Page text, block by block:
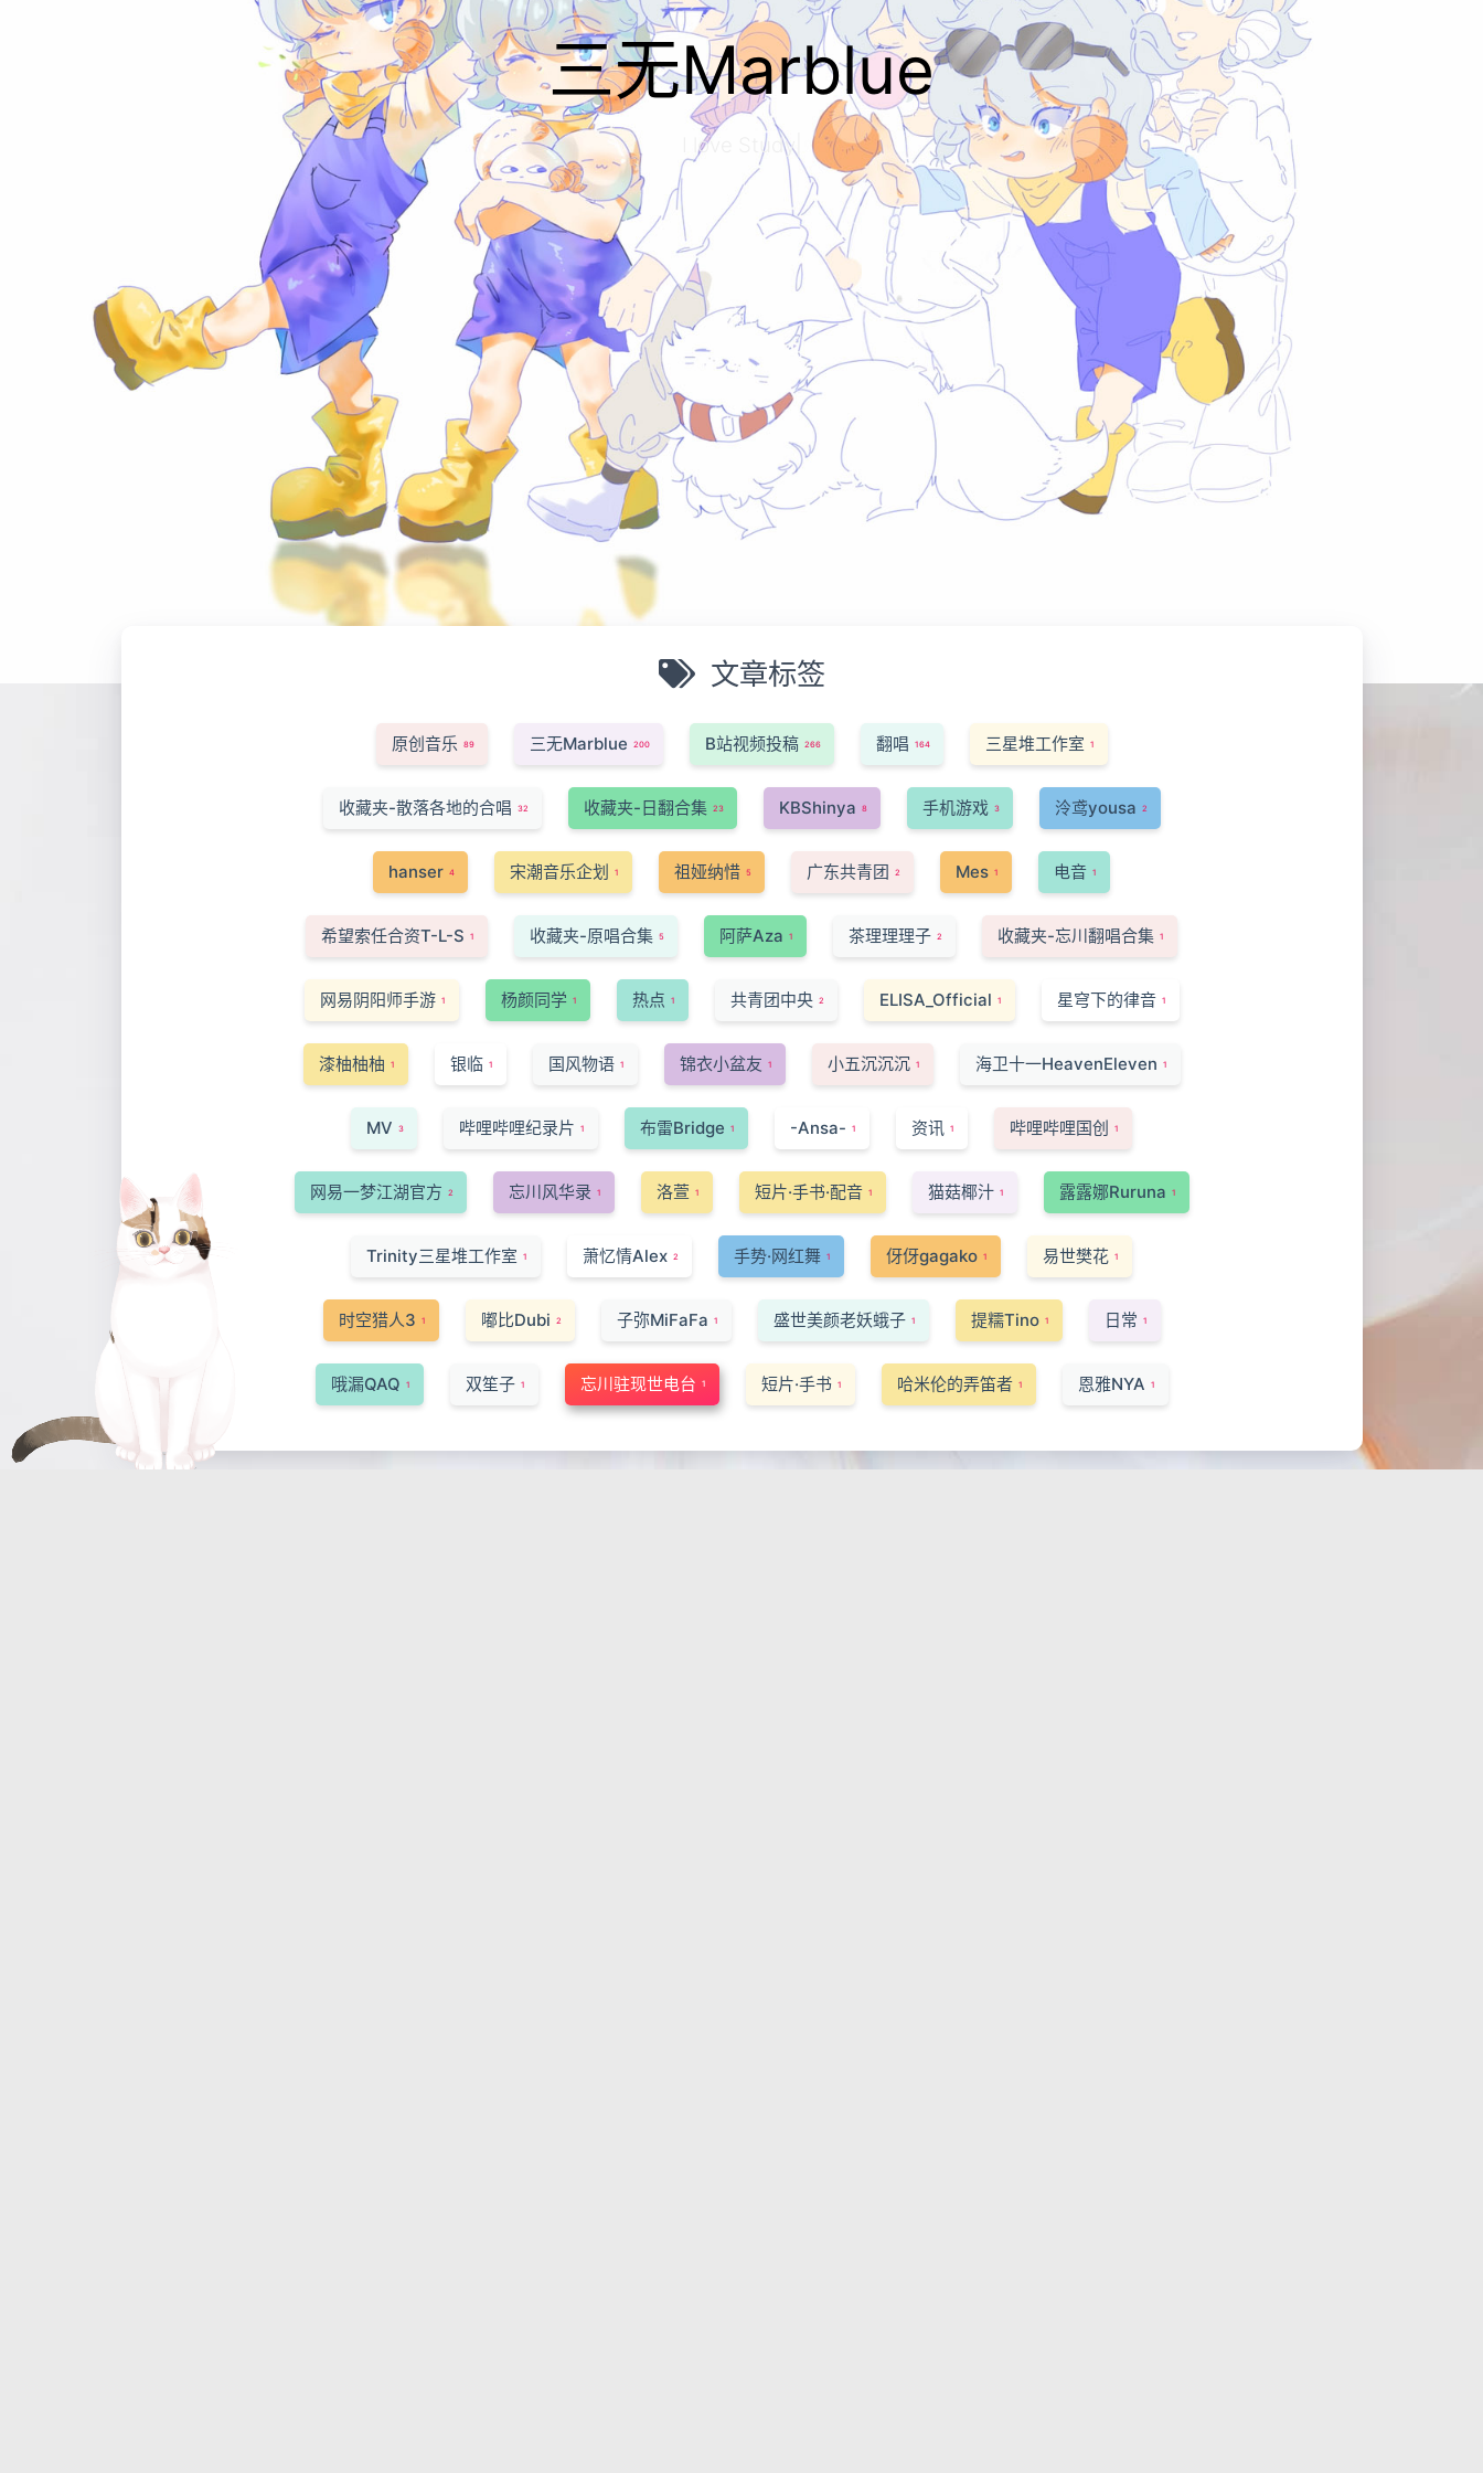
三无Marblue
I love Study And |
文章标签
原创音乐 89 三无Marblue 200 B站视频投稿 266 翻唱 164 三星堆工作室 1
收藏夹-散落各地的合唱 32 收藏夹-日翻合集 23 KBShinya 8 手机游戏 3 泠鸢yousa 2
hanser 4 宋潮音乐企划 1 祖娅纳惜 5 广东共青团 2 Mes 1 电音 1
希望索任合资T-L-S 1 收藏夹-原唱合集 5 阿萨Aza 1 茶理理理子 2 收藏夹-忘川翻唱合集 1
网易阴阳师手游 1 杨颜同学 1 热点 1 共青团中央 2 ELISA_Official 1 星穹下的律音 1
漆柚柚柚 1 银临 1 国风物语 1 锦衣小盆友 1 小五沉沉沉 1 海卫十一HeavenEleven 1
MV 3 哔哩哔哩纪录片 1 布雷Bridge 1 -Ansa- 1 资讯 1 哔哩哔哩国创 1
网易一梦江湖官方 2 忘川风华录 1 洛萱 1 短片·手书·配音 1 猫菇椰汁 1 露露娜Ruruna 1
Trinity三星堆工作室 1 萧忆情Alex 2 手势·网红舞 1 伢伢gagako 1 易世樊花 1
时空猎人3 1 嘟比Dubi 2 子弥MiFaFa 1 盛世美颜老妖蛾子 1 提糯Tino 1 日常 1
哦漏QAQ 1 双笙子 1 忘川驻现世电台 1 短片·手书 1 哈米伦的弄笛者 1 恩雅NYA 1